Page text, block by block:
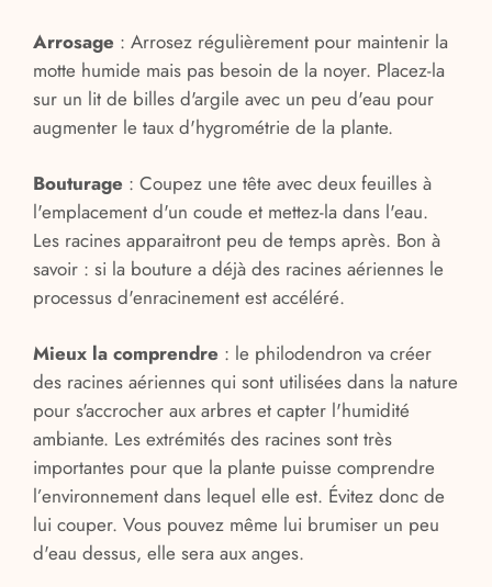
Arrosage : Arrosez régulièrement pour maintenir la
motte humide mais pas besoin de la noyer. Placez-la
sur un lit de billes d'argile avec un peu d'eau pour
augmenter le taux d'hygrométrie de la plante.
Bouturage : Coupez une tête avec deux feuilles à
l'emplacement d'un coude et mettez-la dans l'eau.
Les racines apparaitront peu de temps après. Bon à
savoir : si la bouture a déjà des racines aériennes le
processus d'enracinement est accéléré.
Mieux la comprendre : le philodendron va créer
des racines aériennes qui sont utilisées dans la nature
pour s'accrocher aux arbres et capter l'humidité
ambiante. Les extrémités des racines sont très
importantes pour que la plante puisse comprendre
l’environnement dans lequel elle est. Évitez donc de
lui couper. Vous pouvez même lui brumiser un peu
d'eau dessus, elle sera aux anges.